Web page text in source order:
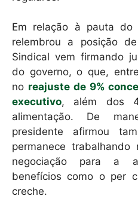
Em relação à pauta do
relembrou a posição
Sindical vem firmando
do governo, o que,
no reajuste de 9%
executivo, além dos
alimentação. De
presidente afirmou
permanece
negociação para a
benefícios como o per
creche.